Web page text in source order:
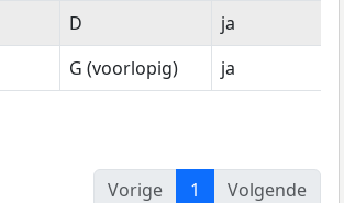
D
ja
G (voorlopig) ja
Vorige
1 Volgende